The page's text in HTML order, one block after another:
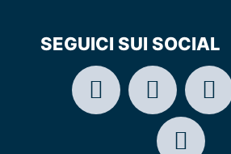
SEGUICI SUI SOCIAL